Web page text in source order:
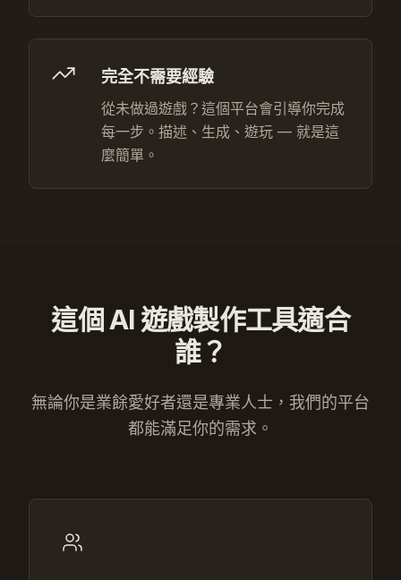
完全不需要經驗
從未做過遊戲？這個平台會引導你完成
每一步。描述、生成、遊玩 — 就是這
麼簡單。
這個 AI 遊戲製作工具適合
誰？
無論你是業餘愛好者還是專業人士，我們的平台
都能滿足你的需求。